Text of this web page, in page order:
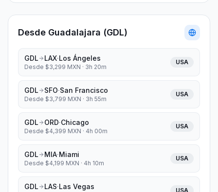
Desde Guadalajara (GDL)
GDL LAX·Los Ángeles
Desde $3,299 MXN · 3h 20m
USA
GDL SFO·San Francisco
Desde $3,799 MXN · 3h 55m
USA
GDL ORD·Chicago
Desde $4,399 MXN · 4h 00m
USA
GDL MIA·Miami
Desde $4,199 MXN · 4h 10m
USA
GDL LAS·Las Vegas USA